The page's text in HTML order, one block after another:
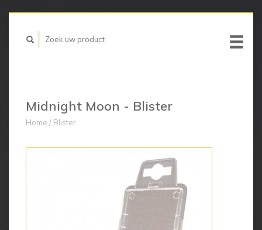
Midnight Moon - Blister
Home / Blister